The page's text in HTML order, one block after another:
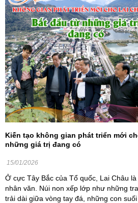
Kiến tạo không gian phát triển mới
những giá trị đang có
15/01/2026
Ở cực Tây Bắc của Tổ quốc, Lai Châu
nhân văn. Núi non xếp lớp như những
trải dài giữa vòng tay đá, những con